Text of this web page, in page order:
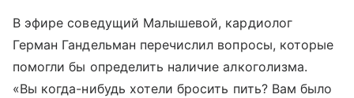
В эфире соведущий Малышевой, кардиолог
Герман Гандельман перечислил вопросы, которые
помогли бы определить наличие алкоголизма.
«Вы когда-нибудь хотели бросить пить? Вам было